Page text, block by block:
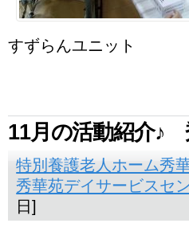
すずらんユニット
11月の活動紹介♪
特別養護老人ホーム秀
秀華苑デイサービスセ
日]